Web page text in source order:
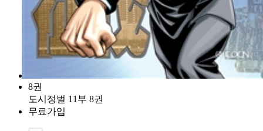
8권
도시정벌 11부 8권
무료가입